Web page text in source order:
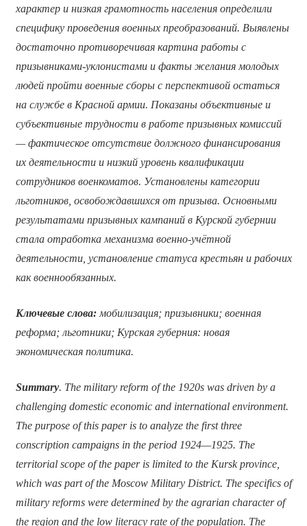
характер и низкая грамотность населения определили
специфику проведения военных преобразований. Выявлены
достаточно противоречивая картина работы с
призывниками-уклонистами и факты желания молодых
людей пройти военные сборы с перспективой остаться
на службе в Красной армии. Показаны объективные и
субъективные трудности в работе призывных комиссий
— фактическое отсутствие должного финансирования
их деятельности и низкий уровень квалификации
сотрудников военкоматов. Установлены категории
льготников, освобождавшихся от призыва. Основными
результатами призывных кампаний в Курской губернии
стала отработка механизма военно-учётной
деятельности, установление статуса крестьян и рабочих
как военнообязанных.
Ключевые слова:мобилизация; призывники; военная
реформа; льготники; Курская губерния: новая
экономическая политика.
Summary. The military reform of the 1920s was driven by a
challenging domestic economic and international environment.
The purpose of this paper is to analyze the first three
conscription campaigns in the period 1924—1925. The
territorial scope of the paper is limited to the Kursk province,
which was part of the Moscow Military District. The specifics of
military reforms were determined by the agrarian character of
the region and the low literacy rate of the population. The